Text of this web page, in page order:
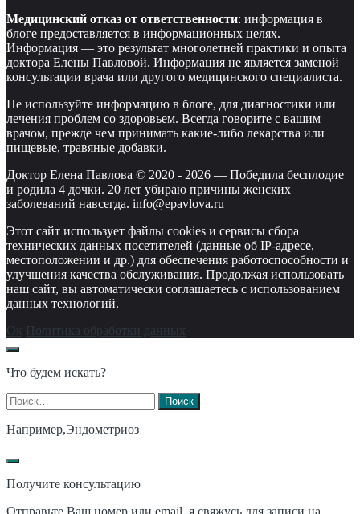
Медицинский отказ от ответственности: информация в
блоге предоставляется в информационных целях.
Информация — это результат многолетней практики и опыта
доктора Елены Павловой. Информация не является заменой
консультации врача или другого медицинского специалиста.
Не используйте информацию в блоге, для диагностики или
лечения проблем со здоровьем. Всегда говорите с вашим
врачом, прежде чем принимать какие-либо лекарства или
пищевые, травяные добавки.
Доктор Елена Павлова © 2020 - 2026 — Победила бесплодие
и родила 4 дочки. 20 лет убираю причины женских
заболеваний навсегда. info@epavlova.ru
Этот сайт использует файлы cookies и сервисы сбора
технических данных посетителей (данные об IP-адресе,
местоположении и др.) для обеспечения работоспособности и
улучшения качества обслуживания. Продолжая использовать
наш сайт, вы автоматически соглашаетесь с использованием
данных технологий.
Ок Политика обработки данных
Что будем искать?
Найти:
Например,Эндометриоз
Получите консультацию
Отправьте Ваш номер или email, я свяжусь для записи на